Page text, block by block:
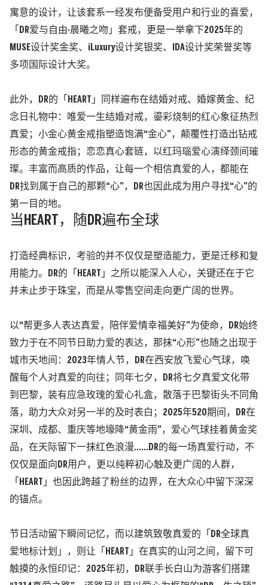
寓意的设计，让该套系一经发布便备受用户和行业的喜爱，
「DR爱与自由 ·晨曦之吻」套戒，更是一举拿下 2025年的
MUSE设计奖金奖、iLuxury设计奖银奖、IDA设计奖荣誉奖等
多项国际设计大奖。
此外，
DR的「HEART」同样遍布在结婚对戒、婚嫁黄金、纪
念日礼物中：唯爱一生结婚对戒，鎏彩烧制的红心象征热烈
真爱；小金心黄金戒指塑造饱满“金心” ，颠覆性打造出钻戒
形态的黄金戒指；恋恋真心套链，以红玛瑙爱心演绎颈间璀
璨。丰富而高质的作品，让每一个相信真爱的人，都能在
DR找到属于自己的那颗“心” ，DR也因此成为用户寻找“心” 的
第一目的地。
当 HEART，随DR遍布全球
打造经典标识，考验的并不仅仅是塑造能力，更是迁移和复
用能力。
DR的「HEART」之所以能深入人心，关键还在于它
并未止步于珠宝，而是从零售空间走向更广阔的世界。
以“帮更多人表达真爱，陪伴爱情幸福美好”为使命，
DR始终
致力于在不同节日助力爱的表达，那抹“心形”也随之出现于
城市天地间：2023年情人节，DR在西安放飞爱心气球，唤
醒每个人对真爱的向往；同年七夕，DR将七夕真爱文化带
到巴黎，装有应急玫瑰的爱心礼盒，散落于巴黎街头不同角
落，助力大众对另一半的及时表白；2025年520期间，DR在
深圳、成都、重庆等地壕降“黄金雨” ，爱心气球挂着黄金奖
品，在天际留下一抹红色浪漫......DR的每一场真爱行动，不
仅仅是面向DR用户，更以纯粹初心触及更广阔的人群，
「HEART」也因此跨越了粉丝的边界，在大众心中留下深深
的锚点。
节日活动留下瞬间记忆，而以建筑致敬真爱的「 DR全球真
爱地标计划」，则让「HEART」在真实的山河之间，留下可
触摸的永恒印记：2025年初，DR联手长白山为游客们搭建